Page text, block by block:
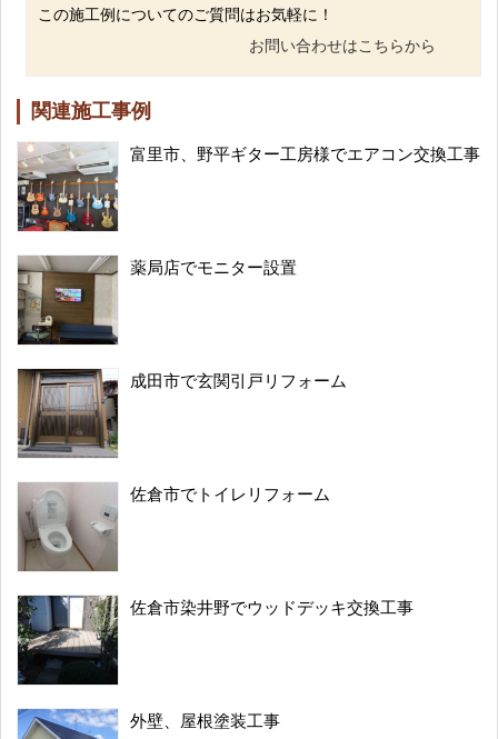
この施工例についてのご質問はお気軽に！
お問い合わせはこちらから
関連施工事例
富里市、野平ギター工房様でエアコン交換工事
薬局店でモニター設置
成田市で玄関引戸リフォーム
佐倉市でトイレリフォーム
佐倉市染井野でウッドデッキ交換工事
外壁、屋根塗装工事